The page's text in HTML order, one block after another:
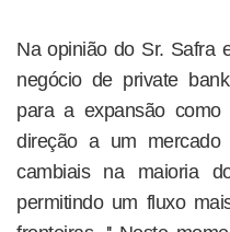
Na opinião do Sr. Safra
negócio de private
para a expansão
direção a um
cambiais na maioria
permitindo um fluxo